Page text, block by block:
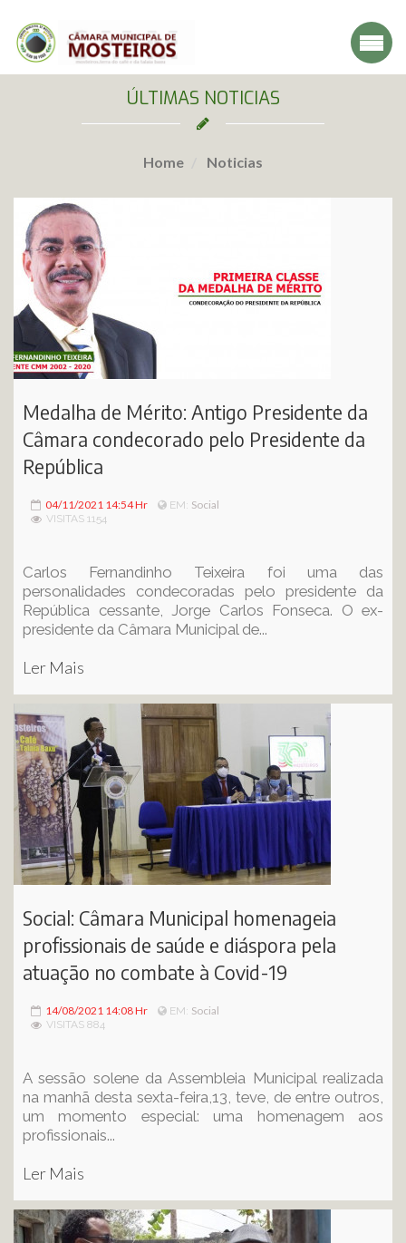
ÚLTIMAS NOTICIAS
Home Noticias
Medalha de Mérito: Antigo Presidente da
Câmara condecorado pelo Presidente da
República
04/11/2021 14:54 Hr EM: Social
VISITAS 1154
Carlos Fernandinho Teixeira foi uma das
personalidades condecoradas pelo presidente da
República cessante, Jorge Carlos Fonseca. O ex-
presidente da Câmara Municipal de...
Ler Mais
Social: Câmara Municipal homenageia
profissionais de saúde e diáspora pela
atuação no combate à Covid-19
14/08/2021 14:08 Hr EM: Social
VISITAS 884
A sessão solene da Assembleia Municipal realizada
na manhã desta sexta-feira,13, teve, de entre outros,
um momento especial: uma homenagem aos
profissionais...
Ler Mais